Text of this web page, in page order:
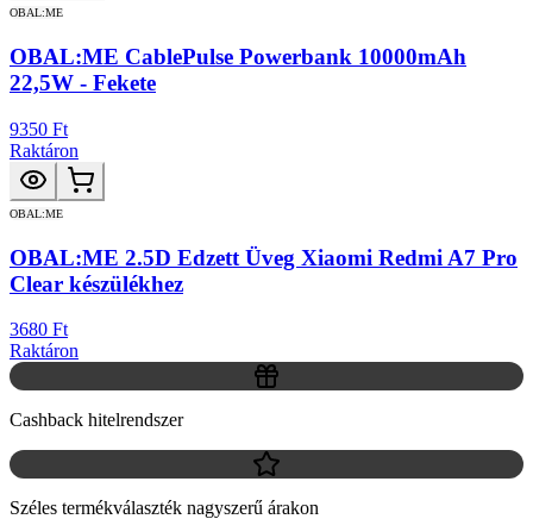
OBAL:ME
OBAL:ME CablePulse Powerbank 10000mAh
22,5W - Fekete
9350 Ft
Raktáron
OBAL:ME
OBAL:ME 2.5D Edzett Üveg Xiaomi Redmi A7 Pro
Clear készülékhez
3680 Ft
Raktáron
Cashback hitelrendszer
Széles termékválaszték nagyszerű árakon